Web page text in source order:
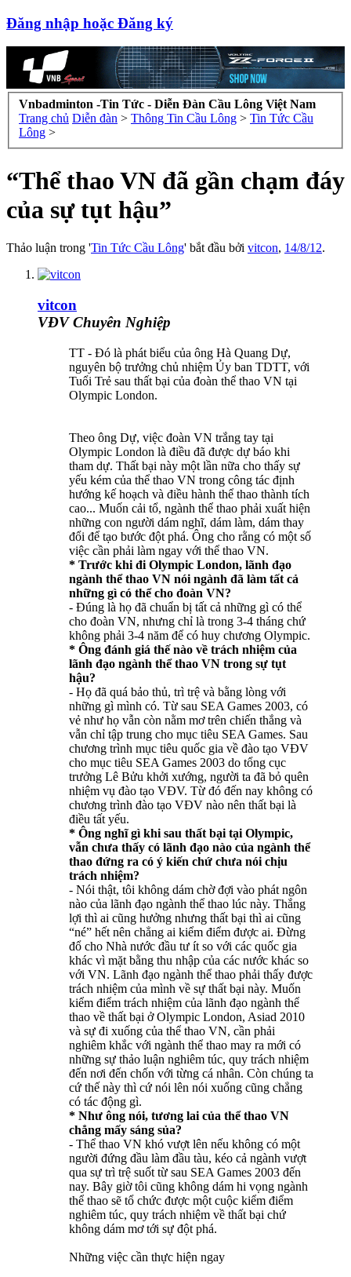
Đăng nhập hoặc Đăng ký
Vnbadminton -Tin Tức - Diễn Đàn Cầu Lông Việt Nam
Trang chủ Diễn đàn > Thông Tin Cầu Lông > Tin Tức Cầu
Lông >
“Thể thao VN đã gần chạm đáy
của sự tụt hậu”
Thảo luận trong 'Tin Tức Cầu Lông' bắt đầu bởi vitcon, 14/8/12.
vitcon
VĐV Chuyên Nghiệp
TT - Đó là phát biểu của ông Hà Quang Dự,
nguyên bộ trưởng chủ nhiệm Ủy ban TDTT, với
Tuổi Trẻ sau thất bại của đoàn thể thao VN tại
Olympic London.
Theo ông Dự, việc đoàn VN trắng tay tại
Olympic London là điều đã được dự báo khi
tham dự. Thất bại này một lần nữa cho thấy sự
yếu kém của thể thao VN trong công tác định
hướng kế hoạch và điều hành thể thao thành tích
cao... Muốn cải tổ, ngành thể thao phải xuất hiện
những con người dám nghĩ, dám làm, dám thay
đổi để tạo bước đột phá. Ông cho rằng có một số
việc cần phải làm ngay với thể thao VN.
* Trước khi đi Olympic London, lãnh đạo
ngành thể thao VN nói ngành đã làm tất cả
những gì có thể cho đoàn VN?
- Đúng là họ đã chuẩn bị tất cả những gì có thể
cho đoàn VN, nhưng chỉ là trong 3-4 tháng chứ
không phải 3-4 năm để có huy chương Olympic.
* Ông đánh giá thế nào về trách nhiệm của
lãnh đạo ngành thể thao VN trong sự tụt
hậu?
- Họ đã quá bảo thủ, trì trệ và bằng lòng với
những gì mình có. Từ sau SEA Games 2003, có
vẻ như họ vẫn còn nằm mơ trên chiến thắng và
vẫn chỉ tập trung cho mục tiêu SEA Games. Sau
chương trình mục tiêu quốc gia về đào tạo VĐV
cho mục tiêu SEA Games 2003 do tổng cục
trưởng Lê Bửu khởi xướng, người ta đã bỏ quên
nhiệm vụ đào tạo VĐV. Từ đó đến nay không có
chương trình đào tạo VĐV nào nên thất bại là
điều tất yếu.
* Ông nghĩ gì khi sau thất bại tại Olympic,
vẫn chưa thấy có lãnh đạo nào của ngành thể
thao đứng ra có ý kiến chứ chưa nói chịu
trách nhiệm?
- Nói thật, tôi không dám chờ đợi vào phát ngôn
nào của lãnh đạo ngành thể thao lúc này. Thắng
lợi thì ai cũng hưởng nhưng thất bại thì ai cũng
“né” hết nên chẳng ai kiểm điểm được ai. Đừng
đổ cho Nhà nước đầu tư ít so với các quốc gia
khác vì mặt bằng thu nhập của các nước khác so
với VN. Lãnh đạo ngành thể thao phải thấy được
trách nhiệm của mình về sự thất bại này. Muốn
kiểm điểm trách nhiệm của lãnh đạo ngành thể
thao về thất bại ở Olympic London, Asiad 2010
và sự đi xuống của thể thao VN, cần phải
nghiêm khắc với ngành thể thao may ra mới có
những sự thảo luận nghiêm túc, quy trách nhiệm
đến nơi đến chốn với từng cá nhân. Còn chúng ta
cứ thế này thì cứ nói lên nói xuống cũng chẳng
có tác động gì.
* Như ông nói, tương lai của thể thao VN
chẳng mấy sáng sủa?
- Thể thao VN khó vượt lên nếu không có một
người đứng đầu làm đầu tàu, kéo cả ngành vượt
qua sự trì trệ suốt từ sau SEA Games 2003 đến
nay. Bây giờ tôi cũng không dám hi vọng ngành
thể thao sẽ tổ chức được một cuộc kiểm điểm
nghiêm túc, quy trách nhiệm về thất bại chứ
không dám mơ tới sự đột phá.
Những việc cần thực hiện ngay